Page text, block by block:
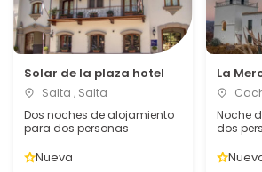
Solar de la plaza hotel
Salta , Salta
Dos noches de alojamiento
para dos personas
Nueva
La
Noche
dos